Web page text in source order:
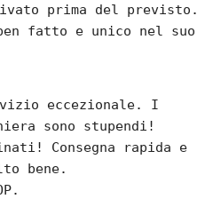
prima del previsto.
fatto e unico nel suo
eccezionale. I
sono stupendi!
Consegna rapida e
bene.